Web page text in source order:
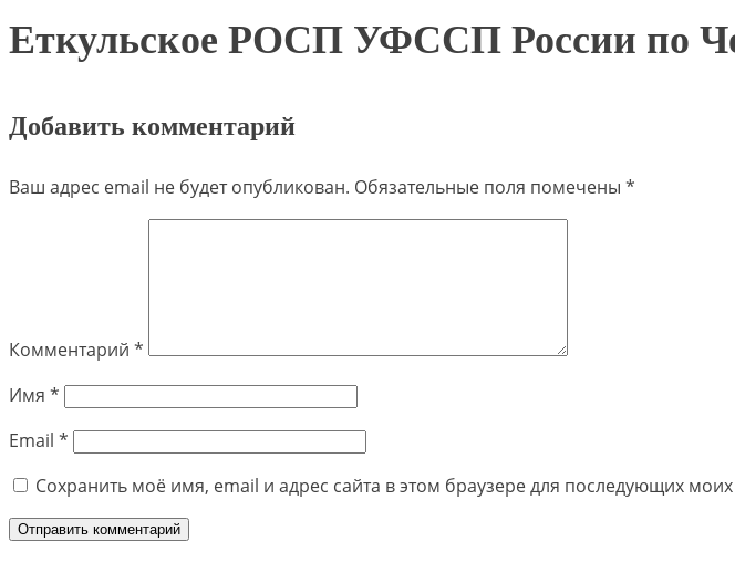
Еткульское РОСП УФССП России по
Добавить комментарий
Ваш адрес email не будет опубликован. Обязательные поля помечены *
Комментарий *
Имя *
Email *
Сохранить моё имя, email и адрес сайта в этом браузере для последующих